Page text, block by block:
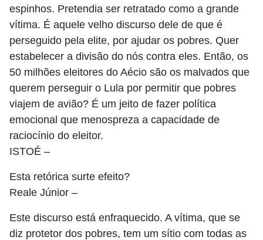
espinhos. Pretendia ser retratado como a grande
vítima. É aquele velho discurso dele de que é
perseguido pela elite, por ajudar os pobres. Quer
estabelecer a divisão do nós contra eles. Então, os
50 milhões eleitores do Aécio são os malvados que
querem perseguir o Lula por permitir que pobres
viajem de avião? É um jeito de fazer política
emocional que menospreza a capacidade de
raciocínio do eleitor.
ISTOÉ –
Esta retórica surte efeito?
Reale Júnior –
Este discurso está enfraquecido. A vítima, que se
diz protetor dos pobres, tem um sítio com todas as